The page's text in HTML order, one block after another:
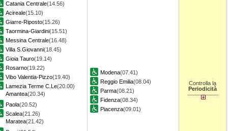
Catania Centrale(14.56)
Acireale(15.10)
Giarre-Riposto(15.26)
Taormina-Giardini(15.51)
Messina Centrale(16.48)
Villa S.Giovanni(18.45)
Gioia Tauro(19.14)
Rosarno(19.22)
Vibo Valentia-Pizzo(19.40)
Lamezia Terme C.Le(20.00)
Amantea(20.34)
Paola(20.52)
Scalea(21.26)
Maratea(21.42)
Modena(07.41)
Reggio Emilia(08.04)
Parma(08.21)
Fidenza(08.34)
Piacenza(09.01)
Controlla la
Periodicità